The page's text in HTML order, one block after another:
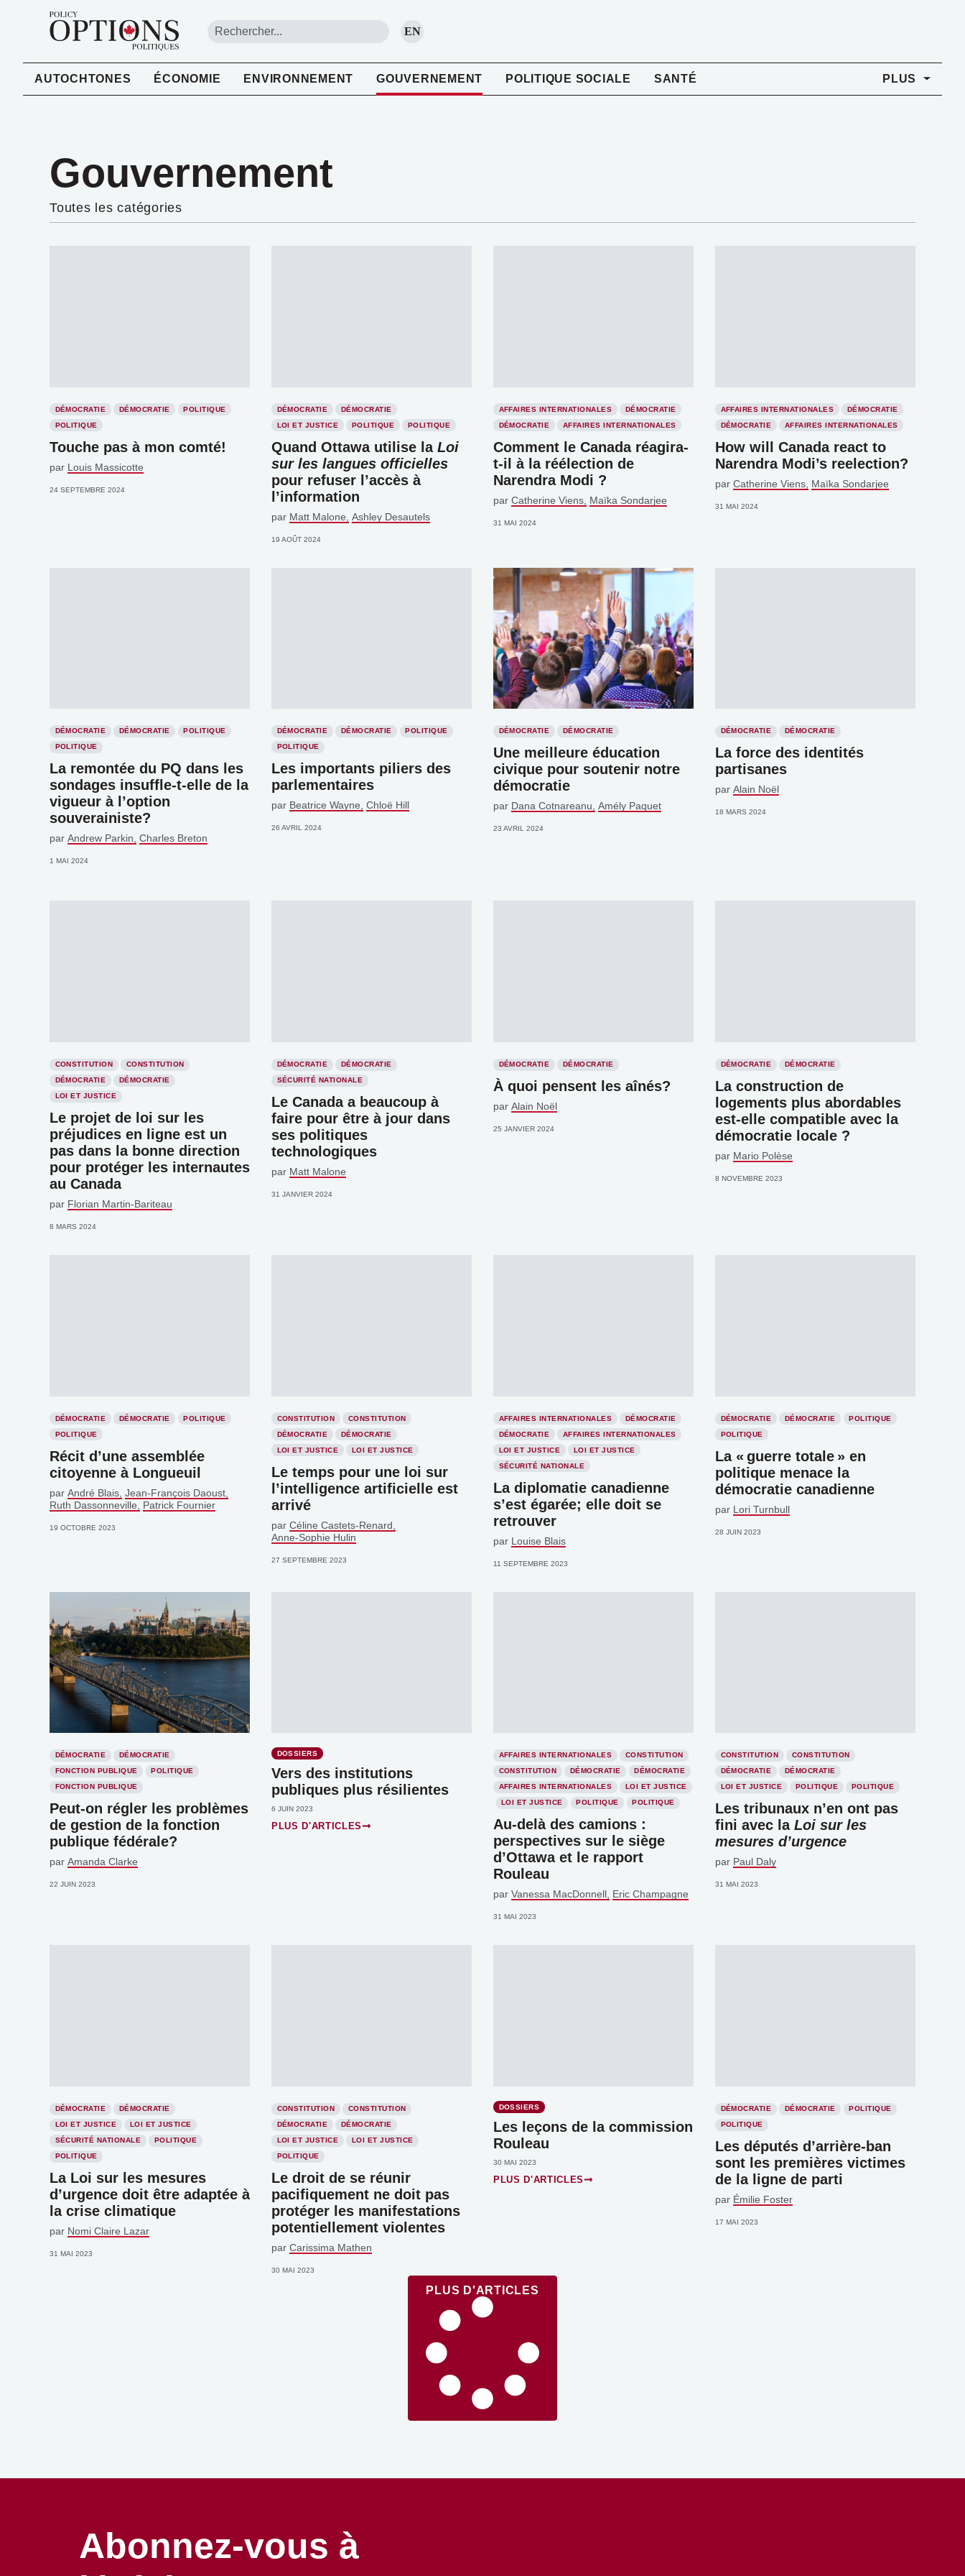
RECHERCHE
EN
AUTOCHTONES ÉCONOMIE ENVIRONNEMENT GOUVERNEMENT POLITIQUE SOCIALE SANTÉ PLUS
Gouvernement
Toutes les catégories
DÉMOCRATIE DÉMOCRATIE
POLITIQUE
POLITIQUE
Touche pas à mon comté!
par Louis Massicotte
24 SEPTEMBRE 2024
DÉMOCRATIE
DÉMOCRATIE
LOI ET JUSTICE
POLITIQUE POLITIQUE
Quand Ottawa utilise la Loi
sur les langues officielles
pour refuser l’accès à
l’information
par Matt Malone Ashley Desautels
19 AOÛT 2024
AFFAIRES INTERNATIONALES
DÉMOCRATIE
DÉMOCRATIE
AFFAIRES INTERNATIONALES
Comment le Canada réagira-
t-il à la réélection de
Narendra Modi ?
par Catherine Viens Maïka Sondarjee
31 MAI 2024
AFFAIRES INTERNATIONALES
DÉMOCRATIE
DÉMOCRATIE
AFFAIRES INTERNATIONALES
How will Canada react to
Narendra Modi’s reelection?
par Catherine Viens Maïka Sondarjee
31 MAI 2024
DÉMOCRATIE DÉMOCRATIE
POLITIQUE
POLITIQUE
La remontée du PQ dans les
sondages insuffle-t-elle de la
vigueur à l’option
souverainiste?
par Andrew Parkin Charles Breton
1 MAI 2024
DÉMOCRATIE DÉMOCRATIE
POLITIQUE
POLITIQUE
Les importants piliers des
parlementaires
par Beatrice Wayne Chloë Hill
26 AVRIL 2024
DÉMOCRATIE DÉMOCRATIE
Une meilleure éducation
civique pour soutenir notre
démocratie
par Dana Cotnareanu Amély Paquet
23 AVRIL 2024
DÉMOCRATIE DÉMOCRATIE
La force des identités
partisanes
par Alain Noël
18 MARS 2024
CONSTITUTION
CONSTITUTION
DÉMOCRATIE
DÉMOCRATIE
LOI ET JUSTICE
Le projet de loi sur les
préjudices en ligne est un
pas dans la bonne direction
pour protéger les internautes
au Canada
par Florian Martin-Bariteau
8 MARS 2024
DÉMOCRATIE
DÉMOCRATIE
SÉCURITÉ NATIONALE
Le Canada a beaucoup à
faire pour être à jour dans
ses politiques
technologiques
par Matt Malone
31 JANVIER 2024
DÉMOCRATIE DÉMOCRATIE
À quoi pensent les aînés?
par Alain Noël
25 JANVIER 2024
DÉMOCRATIE DÉMOCRATIE
La construction de
logements plus abordables
est-elle compatible avec la
démocratie locale ?
par Mario Polèse
8 NOVEMBRE 2023
DÉMOCRATIE DÉMOCRATIE
POLITIQUE
POLITIQUE
Récit d’une assemblée
citoyenne à Longueuil
par André Blais Jean-François Daoust
Ruth Dassonneville
Patrick Fournier
19 OCTOBRE 2023
CONSTITUTION
CONSTITUTION
DÉMOCRATIE
DÉMOCRATIE
LOI ET JUSTICE
LOI ET JUSTICE
Le temps pour une loi sur
l’intelligence artificielle est
arrivé
par Céline Castets-Renard
Anne-Sophie Hulin
27 SEPTEMBRE 2023
AFFAIRES INTERNATIONALES
DÉMOCRATIE
DÉMOCRATIE
AFFAIRES INTERNATIONALES
LOI ET JUSTICE
LOI ET JUSTICE
SÉCURITÉ NATIONALE
La diplomatie canadienne
s’est égarée; elle doit se
retrouver
par Louise Blais
11 SEPTEMBRE 2023
DÉMOCRATIE DÉMOCRATIE
POLITIQUE
POLITIQUE
La « guerre totale » en
politique menace la
démocratie canadienne
par Lori Turnbull
28 JUIN 2023
DÉMOCRATIE
DÉMOCRATIE
FONCTION PUBLIQUE
POLITIQUE
FONCTION PUBLIQUE
Peut-on régler les problèmes
de gestion de la fonction
publique fédérale?
par Amanda Clarke
22 JUIN 2023
DOSSIERS
Vers des institutions
publiques plus résilientes
6 JUIN 2023
PLUS D'ARTICLES
AFFAIRES INTERNATIONALES
CONSTITUTION
CONSTITUTION
DÉMOCRATIE
DÉMOCRATIE
AFFAIRES INTERNATIONALES
LOI ET JUSTICE
LOI ET JUSTICE
POLITIQUE POLITIQUE
Au-delà des camions :
perspectives sur le siège
d’Ottawa et le rapport
Rouleau
par Vanessa MacDonnell Eric Champagne
31 MAI 2023
CONSTITUTION
CONSTITUTION
DÉMOCRATIE
DÉMOCRATIE
LOI ET JUSTICE
POLITIQUE POLITIQUE
Les tribunaux n’en ont pas
fini avec la Loi sur les
mesures d’urgence
par Paul Daly
31 MAI 2023
DÉMOCRATIE
DÉMOCRATIE
LOI ET JUSTICE
LOI ET JUSTICE
SÉCURITÉ NATIONALE
POLITIQUE
POLITIQUE
La Loi sur les mesures
d’urgence doit être adaptée à
la crise climatique
par Nomi Claire Lazar
31 MAI 2023
CONSTITUTION
CONSTITUTION
DÉMOCRATIE
DÉMOCRATIE
LOI ET JUSTICE
LOI ET JUSTICE
POLITIQUE
Le droit de se réunir
pacifiquement ne doit pas
protéger les manifestations
potentiellement violentes
par Carissima Mathen
30 MAI 2023
DOSSIERS
Les leçons de la commission
Rouleau
30 MAI 2023
PLUS D'ARTICLES
DÉMOCRATIE DÉMOCRATIE
POLITIQUE
POLITIQUE
Les députés d’arrière-ban
sont les premières victimes
de la ligne de parti
par Émilie Foster
17 MAI 2023
PLUS D'ARTICLES
Abonnez-vous à